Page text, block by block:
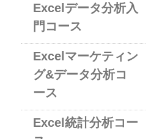
Excelデータ分析入
門コース
Excelマーケティン
グ&データ分析コ
ース
Excel統計分析コー